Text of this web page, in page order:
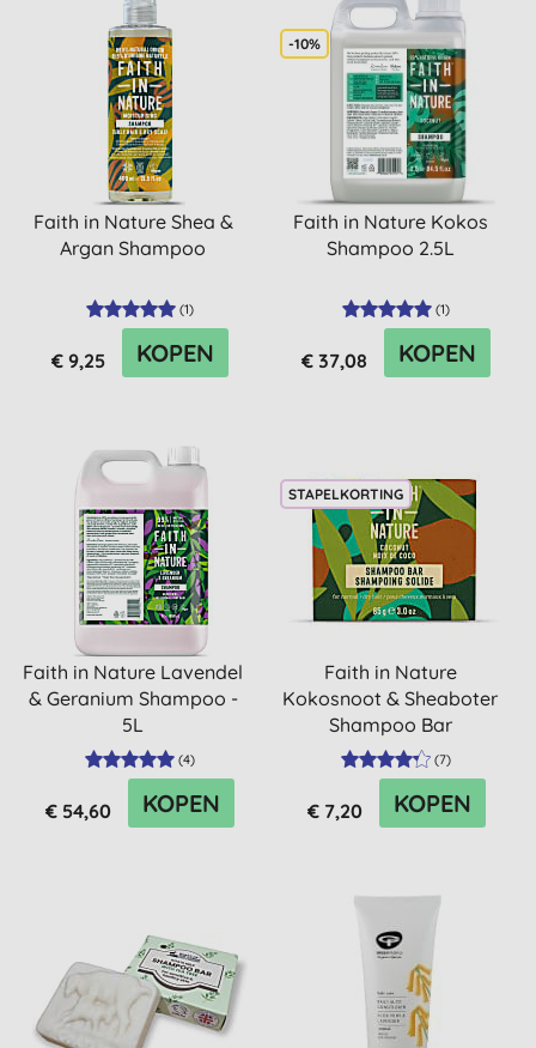
Faith in Nature Shea &
Argan Shampoo
(1)
€ 9,25 KOPEN
-10%
Faith in Nature Kokos
Shampoo 2.5L
(1)
€ 37,08 KOPEN
Faith in Nature Lavendel
& Geranium Shampoo -
5L
(4)
€ 54,60 KOPEN
STAPELKORTING
Faith in Nature
Kokosnoot & Sheaboter
Shampoo Bar
(7)
€ 7,20 KOPEN